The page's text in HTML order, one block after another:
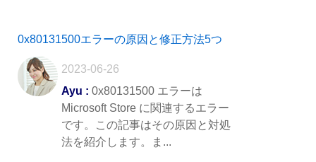
0x80131500エラーの原因と修正方法5つ
2023-06-26
Ayu : 0x80131500 エラーは
Microsoft Store に関連するエラー
です。この記事はその原因と対処
法を紹介します。ま...